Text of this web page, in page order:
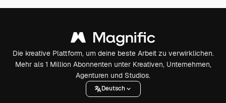
Die kreative Plattform, um deine beste Arbeit zu verwirklichen.
Mehr als 1 Million Abonnenten unter Kreativen, Unternehmen,
Agenturen und Studios.
Deutsch